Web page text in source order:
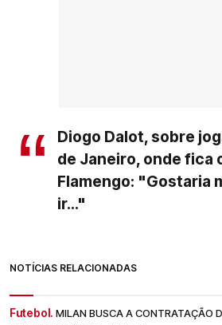
Diogo Dalot, sobre
de Janeiro, onde fica
Flamengo: "Gostaria
ir..."
NOTÍCIAS RELACIONADAS
Futebol. MILAN BUSCA A CONTRATAÇÃO